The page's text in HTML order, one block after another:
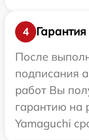
4
Гарантия
После
подписания
работ Вы
гарантию на
Yamaguchi